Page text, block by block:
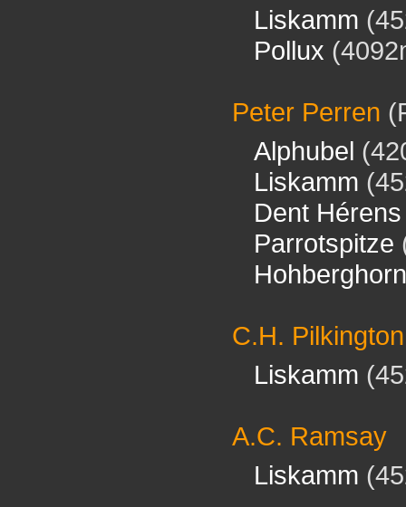
Liskamm
Pollux
Peter Perren
Alphubel
Liskamm
Dent Hérens
Parrotspitze
Hohberghorn
C.H. Pilkington
Liskamm
A.C. Ramsay
Liskamm